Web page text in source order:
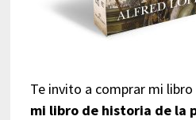
Te invito a comprar mi libro
mi libro de historia de la